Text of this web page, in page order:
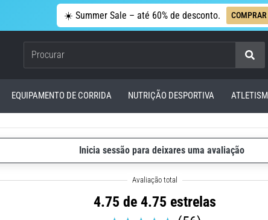
☀️ Summer Sale – até 60% de desconto.
Procurar
EQUIPAMENTO DE CORRIDA NUTRIÇÃO DESPORTIVA
Inicia sessão para deixares uma avaliação
4.75 de 4.75 estrelas